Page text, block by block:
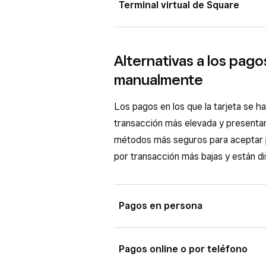
☰ Más> Ajustes> Proceso de
tarjetaa la secciónPrincipales
de pago.
TocaAnotación manual de
cliente, la fecha de
facturación.
PulsaCobrarpara terminar
Terminal virtual de Square
Inicia sesión en el Panel de
Activa la opción
Anotación
Por último, selecciona
Cuando quieras completar
Alternativas a los
manualmente
Los pagos en los que la tarjeta se
transacción más elevada y
métodos más seguros para
por transacción más bajas y están
Pagos en persona
Si tus clientes pueden pagar en
Pagos online o por teléfono